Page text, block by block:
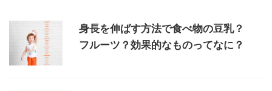
身長を伸ばす方法で食べ物の豆乳？
フルーツ？効果的なものってなに？